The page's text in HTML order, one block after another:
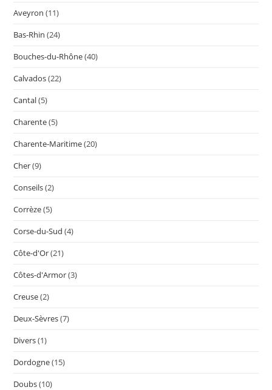
Aveyron (11)
Bas-Rhin (24)
Bouches-du-Rhône(40)
Calvados(22)
Cantal(5)
Charente(5)
Charente-Maritime(20)
Cher(9)
Conseils(2)
Corrèze(5)
Corse-du-Sud (4)
Côte-d'Or(21)
Côtes-d'Armor(3)
Creuse(2)
Deux-Sèvres(7)
Divers(1)
Dordogne(15)
Doubs(10)